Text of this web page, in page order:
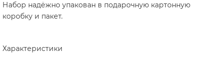
Набор надёжно упакован в подарочную картонную
коробку и пакет.
Характеристики